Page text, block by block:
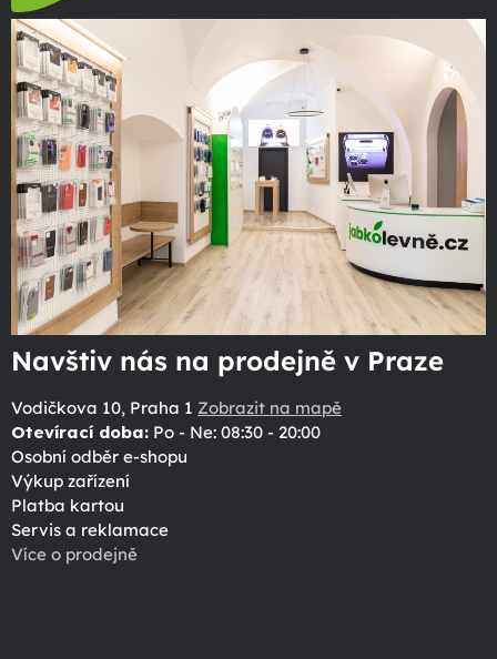
Navštiv nás na prodejně v Praze
Vodičkova 10, Praha 1 Zobrazit na mapě
Otevírací doba: Po - Ne: 08:30 - 20:00
Osobní odběr e-shopu
Výkup zařízení
Platba kartou
Servis a reklamace
Více o prodejně